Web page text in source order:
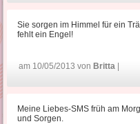
Sie sorgen im Himmel für ein
fehlt ein Engel!
am 10/05/2013 von Britta
Meine Liebes-SMS früh am
und Sorgen.